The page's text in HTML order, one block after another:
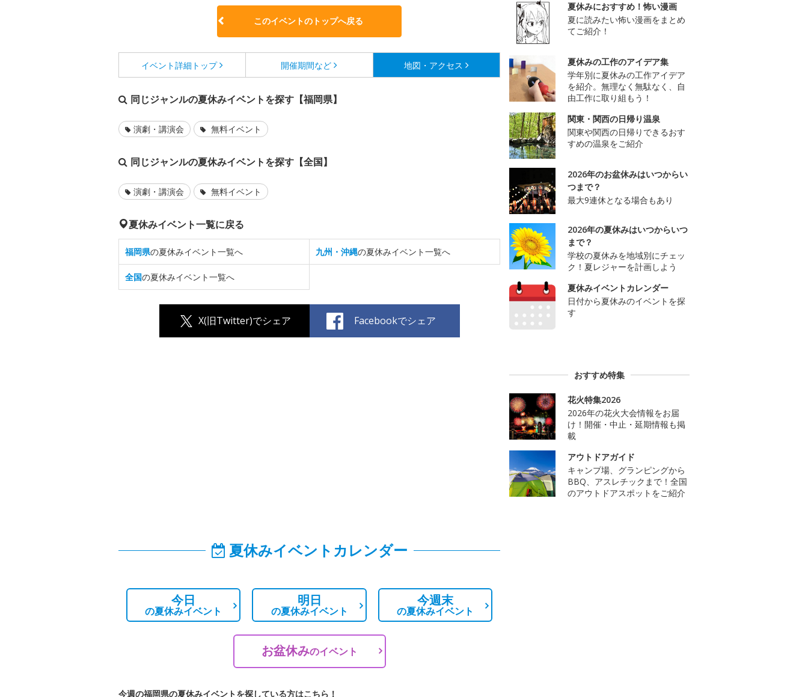
このイベントのトップへ戻る
イベント詳細 トップ 開催期間など 地図・アクセス
同じジャンルの夏休みイベントを探す【福岡県】
演劇・講演会 無料イベント
同じジャンルの夏休みイベントを探す【全国】
演劇・講演会 無料イベント
夏休みイベント一覧に戻る
福岡県の夏休みイベント一覧へ 九州・沖縄の夏休みイベント一覧へ
全国の夏休みイベント一覧へ
X(旧Twitter)でシェア Facebookでシェア
夏休みイベントカレンダー
今日
の夏休みイベント
明日
の夏休みイベント
今週末
の夏休みイベント
お盆休みのイベント
今週の福岡県の夏休みイベントを探している方はこちら！
夏休みにおすすめ！怖い漫画
夏に読みたい怖い漫画をまとめ
てご紹介！
夏休みの工作のアイデア集
学年別に夏休みの工作アイデア
を紹介。無理なく無駄なく、自
由工作に取り組もう！
関東・関西の日帰り温泉
関東や関西の日帰りできるおす
すめの温泉をご紹介
2026年のお盆休みはいつからい
つまで？
最大9連休となる場合もあり
2026年の夏休みはいつからいつ
まで？
学校の夏休みを地域別にチェッ
ク！夏レジャーを計画しよう
夏休みイベントカレンダー
日付から夏休みのイベントを探
す
おすすめ特集
花火特集2026
2026年の花火大会情報をお届
け！開催・中止・延期情報も掲
載
アウトドアガイド
キャンプ場、グランピングから
BBQ、アスレチックまで！全国
のアウトドアスポットをご紹介